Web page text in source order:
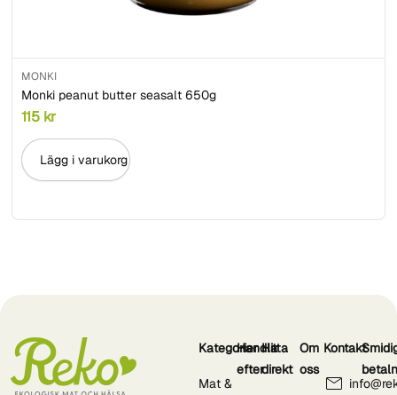
MONKI
Monki peanut butter seasalt 650g
115 kr
Lägg i varukorg
Kategorier
Mat &
Handla
efter
Hitta
direkt
Om
oss
Kontakt